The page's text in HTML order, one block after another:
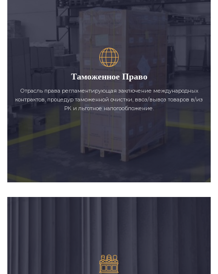
Таможенное Право
Отрасль права регламентирующая заключение международных
контрактов, процедур таможенной очистки, ввоз/вывоз товаров в/из
РК и льготное налогообложение.